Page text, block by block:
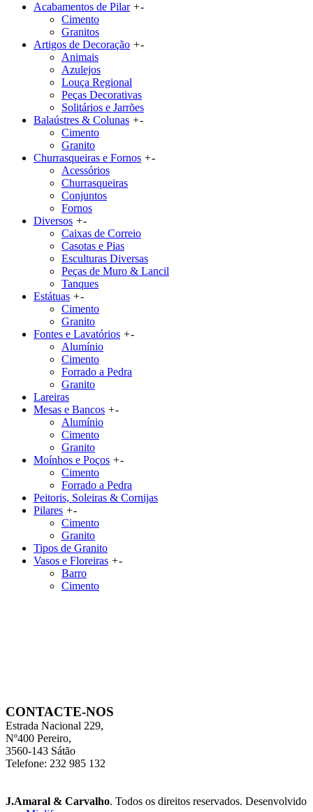
Acabamentos de Pilar +-
Cimento
Granitos
Artigos de Decoração +-
Animais
Azulejos
Louça Regional
Peças Decorativas
Solitários e Jarrões
Balaústres & Colunas +-
Cimento
Granito
Churrasqueiras e Fornos +-
Acessórios
Churrasqueiras
Conjuntos
Fornos
Diversos +-
Caixas de Correio
Casotas e Pias
Esculturas Diversas
Peças de Muro & Lancil
Tanques
Estátuas +-
Cimento
Granito
Fontes e Lavatórios +-
Alumínio
Cimento
Forrado a Pedra
Granito
Lareiras
Mesas e Bancos +-
Alumínio
Cimento
Granito
Moínhos e Poços +-
Cimento
Forrado a Pedra
Peitoris, Soleiras & Cornijas
Pilares +-
Cimento
Granito
Tipos de Granito
Vasos e Floreiras +-
Barro
Cimento
CONTACTE-NOS
Estrada Nacional 229,
Nº400 Pereiro,
3560-143 Sátão
Telefone: 232 985 132
J.Amaral & Carvalho. Todos os direitos reservados. Desenvolvido